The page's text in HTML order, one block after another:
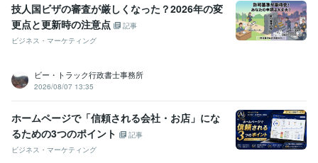
技人国ビザの審査が厳しくなった？2026年の変
更点と更新時の注意点
記事
ビジネス・マーケティング
ビー・トラック行政書士事務所
2026/08/07 13:35
ホームページで「信頼される会社・お店」にな
るための3つのポイント
記事
ビジネス・マーケティング